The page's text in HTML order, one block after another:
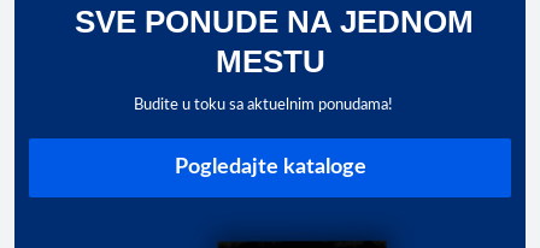
SVE PONUDE NA JEDNOM
MESTU
Budite u toku sa aktuelnim ponudama!
Pogledajte kataloge